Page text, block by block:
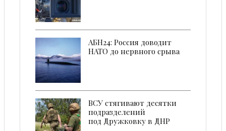
АБН24: Россия доводит
НАТО до нервного срыва
ВСУ стягивают десятки
подразделений
под Дружковку в ДНР